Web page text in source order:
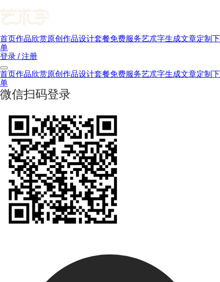
首页作品欣赏原创作品设计套餐免费服务艺朮字生成文章定制下
单
登录 / 注册
首页作品欣赏原创作品设计套餐免费服务艺朮字生成文章定制下
单
微信扫码登录